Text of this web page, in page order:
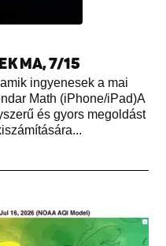
MA, 7/15
ingyenesek a mai
Math (iPhone/iPad)A
és gyors megoldást